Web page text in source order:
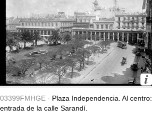
03399FMHGE - Plaza Independencia. Al centro:
entrada de la calle Sarandí.